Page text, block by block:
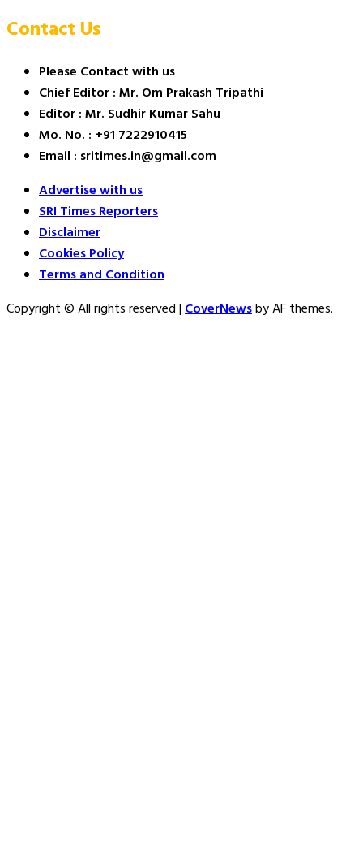
Contact Us
Please Contact with us
Chief Editor : Mr. Om Prakash Tripathi
Editor : Mr. Sudhir Kumar Sahu
Mo. No. : +91 7222910415
Email : sritimes.in@gmail.com
Advertise with us
SRI Times Reporters
Disclaimer
Cookies Policy
Terms and Condition
Copyright © All rights reserved|CoverNewsby AF themes.